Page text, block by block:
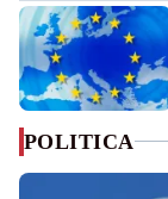
POLITICA